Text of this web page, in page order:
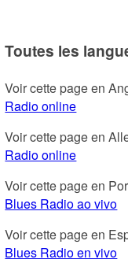
Toutes les
Voir cette page en
Radio online
Voir cette page en
Radio online
Voir cette page en
Blues Radio ao vivo
Voir cette page en
Blues Radio en vivo